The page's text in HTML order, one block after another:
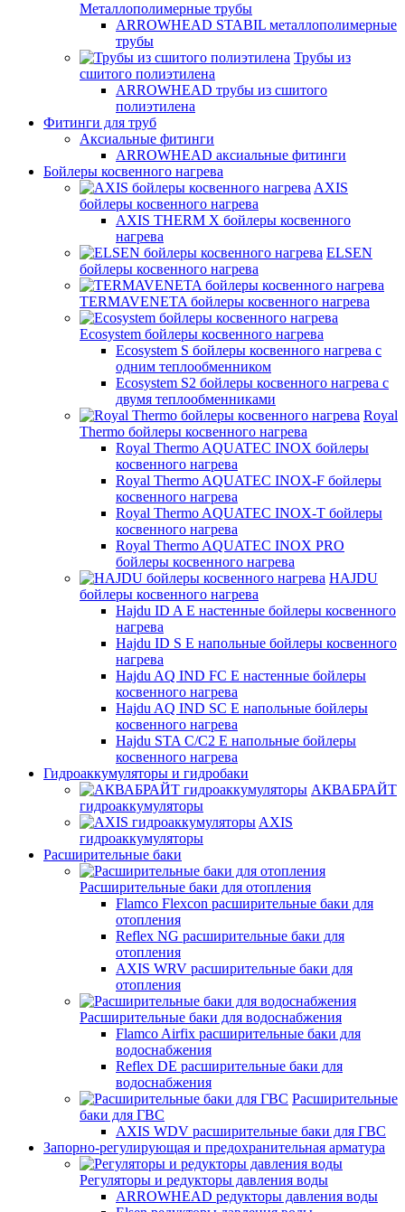
Металлополимерные трубы
ARROWHEAD STABIL металлополимерные
трубы
Трубы из
сшитого полиэтилена
ARROWHEAD трубы из сшитого
полиэтилена
Фитинги для труб
Аксиальные фитинги
ARROWHEAD аксиальные фитинги
Бойлеры косвенного нагрева
AXIS
бойлеры косвенного нагрева
AXIS THERM X бойлеры косвенного
нагрева
ELSEN
бойлеры косвенного нагрева
TERMAVENETA бойлеры косвенного нагрева
Ecosystem бойлеры косвенного нагрева
Ecosystem S бойлеры косвенного нагрева с
одним теплообменником
Ecosystem S2 бойлеры косвенного нагрева с
двумя теплообменниками
Royal
Thermo бойлеры косвенного нагрева
Royal Thermo AQUATEC INOX бойлеры
косвенного нагрева
Royal Thermo AQUATEC INOX-F бойлеры
косвенного нагрева
Royal Thermo AQUATEC INOX-T бойлеры
косвенного нагрева
Royal Thermo AQUATEC INOX PRO
бойлеры косвенного нагрева
HAJDU
бойлеры косвенного нагрева
Hajdu ID A E настенные бойлеры косвенного
нагрева
Hajdu ID S E напольные бойлеры косвенного
нагрева
Hajdu AQ IND FC E настенные бойлеры
косвенного нагрева
Hajdu AQ IND SC E напольные бойлеры
косвенного нагрева
Hajdu STA C/C2 E напольные бойлеры
косвенного нагрева
Гидроаккумуляторы и гидробаки
АКВАБРАЙТ
гидроаккумуляторы
AXIS
гидроаккумуляторы
Расширительные баки
Расширительные баки для отопления
Flamco Flexcon расширительные баки для
отопления
Reflex NG расширительные баки для
отопления
AXIS WRV расширительные баки для
отопления
Расширительные баки для водоснабжения
Flamco Airfix расширительные баки для
водоснабжения
Reflex DЕ расширительные баки для
водоснабжения
Расширительные
баки для ГВС
AXIS WDV расширительные баки для ГВС
Запорно-регулирующая и предохранительная арматура
Регуляторы и редукторы давления воды
ARROWHEAD редукторы давления воды